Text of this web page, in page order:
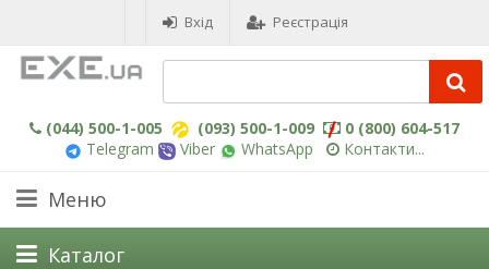
Вхід Реєстрація
(044) 500-1-005 (093) 500-1-009
0 (800) 604-517
Telegram
Viber WhatsApp Контакти...
Меню
Каталог